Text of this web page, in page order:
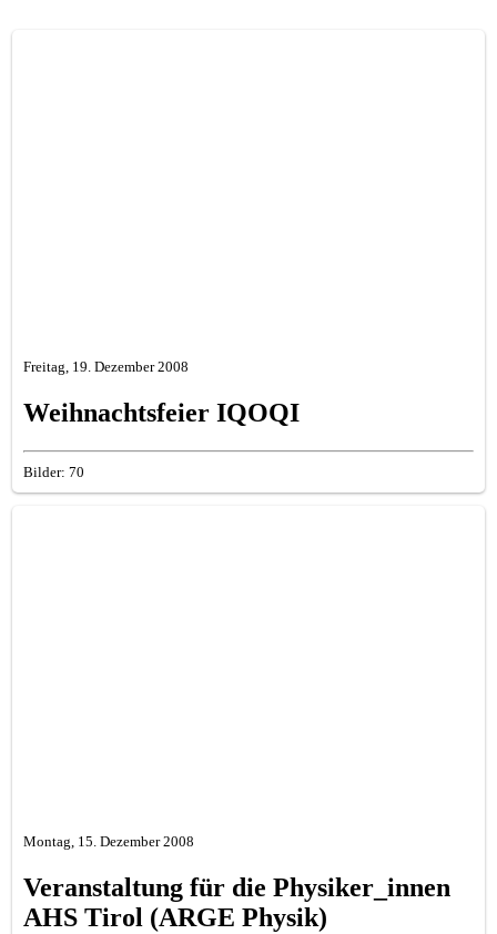
Freitag, 19. Dezember 2008
Weihnachtsfeier IQOQI
Bilder: 70
Montag, 15. Dezember 2008
Veranstaltung für die Physiker_innen
AHS Tirol (ARGE Physik)